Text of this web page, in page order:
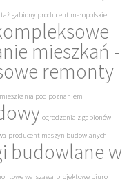
gabiony producent małopolskie
mieszkań -
remonty
mieszkania pod poznaniem
ogrodzenia z gabionów
producent maszyn budowlanych
budowlane w
warszawa projektowe biuro